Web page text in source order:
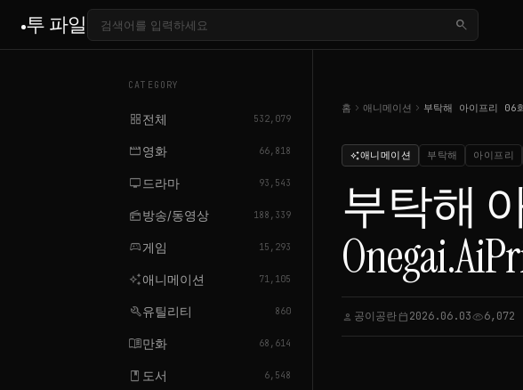
투 파일 search
CATEGORY
grid_view전체 532,079
movie영화 66,818
tv 드라마 93,543
radio방송/동영상 188,339
sports_esports게임 15,293
auto_awesome애니메이션 71,105
build유틸리티 860
menu_book만화 68,614
book 도서 6,548
홈 chevron_right 애니메이션 chevron_right 부탁해 아이프리
auto_awesome애니메이션 부탁해 아이프리
부탁해
person 공이공란calendar_today2026.06.03visibility6,072